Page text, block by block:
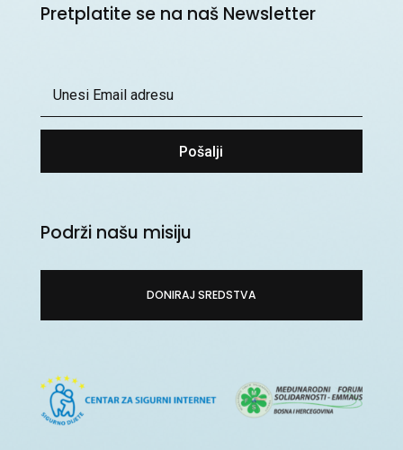
Pretplatite se na naš Newsletter
Pošalji
Podrži našu misiju
DONIRAJ SREDSTVA